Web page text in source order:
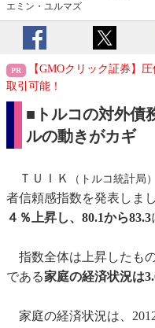
エミン・ユルマズ
【GMOクリック証券】
取引可能！
■トルコの対外債
ルの動きがカギ
ＴＵＩＫ （トルコ統計局）
者信頼感指数を発表しまし
４％上昇し、80.1から83.3
指数全体は上昇したも
である家庭の経済状況は
家庭の経済状況は、